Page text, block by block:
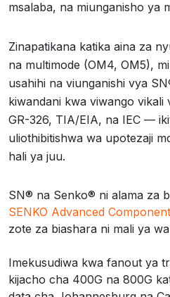
msalaba, na miunganisho ya
Zinapatikana katika aina za
na multimode (OM4, OM5),
usahihi na viunganishi vya
kiwandani kwa viwango vikali
GR-326, TIA/EIA, na IEC —
uliothibitishwa wa upotezaji
hali ya juu.
SN® na Senko® ni alama za
SENKO Advanced
zote za biashara ni mali ya
Imekusudiwa kwa fanout ya
kijacho cha 400G na 800G